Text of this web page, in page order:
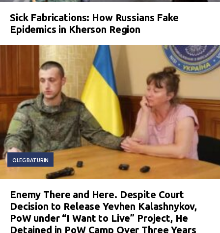
Sick Fabrications: How Russians Fake
Epidemics in Kherson Region
OLEG BATURIN
Enemy There and Here. Despite Court
Decision to Release Yevhen Kalashnykov,
PoW under “I Want to Live” Project, He
Detained in PoW Camp Over Three Years